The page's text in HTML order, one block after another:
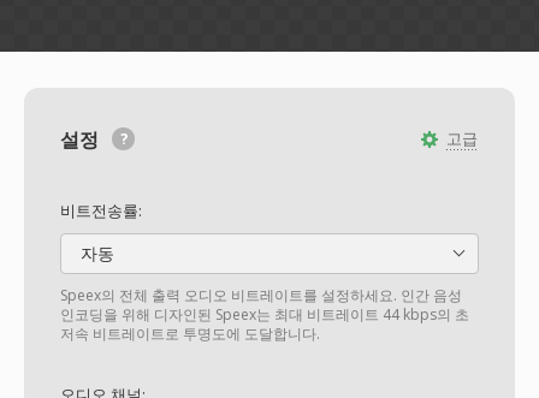
고급
설정
비트전송률:
자동
Speex의 전체 출력 오디오 비트레이트를 설정하세요. 인간 음성
인코딩을 위해 디자인된 Speex는 최대 비트레이트 44 kbps의 초
저속 비트레이트로 투명도에 도달합니다.